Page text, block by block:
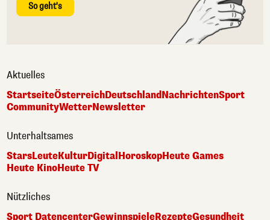
So geht's
Aktuelles
StartseiteÖsterreichDeutschlandNachrichtenSport
CommunityWetterNewsletter
Unterhaltsames
StarsLeuteKulturDigital HoroskopHeute Games
Heute KinoHeute TV
Nützliches
Sport DatencenterGewinnspieleRezepteGesundheit